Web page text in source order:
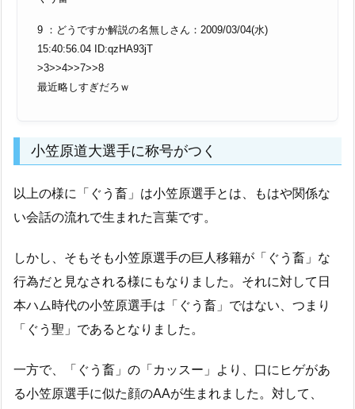
9 ：どうですか解説の名無しさん：2009/03/04(水)
15:40:56.04 ID:qzHA93jT
>3>>4>>7>>8
最近略しすぎだろｗ
小笠原道大選手に称号がつく
以上の様に「ぐう畜」は小笠原選手とは、もはや関係な
い会話の流れで生まれた言葉です。
しかし、そもそも小笠原選手の巨人移籍が「ぐう畜」な
行為だと見なされる様にもなりました。それに対して日
本ハム時代の小笠原選手は「ぐう畜」ではない、つまり
「ぐう聖」であるとなりました。
一方で、「ぐう畜」の「カッスー」より、口にヒゲがあ
る小笠原選手に似た顔のAAが生まれました。対して、